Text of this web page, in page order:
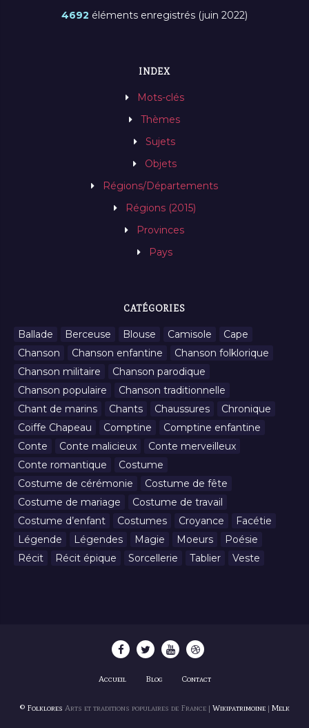
4692 éléments enregistrés (juin 2022)
INDEX
Mots-clés
Thèmes
Sujets
Objets
Régions/Départements
Régions (2015)
Provinces
Pays
CATÉGORIES
Ballade Berceuse Blouse Camisole
Cape
Chanson
Chanson enfantine
Chanson folklorique
Chanson militaire
Chanson parodique
Chanson populaire
Chanson traditionnelle
Chant de marins
Chants Chaussures
Chronique
Coiffe Chapeau
Comptine
Comptine enfantine
Conte
Conte malicieux
Conte merveilleux
Conte romantique
Costume
Costume de cérémonie
Costume de fête
Costume de mariage
Costume de travail
Costume d’enfant
Costumes Croyance
Facétie
Légende
Légendes Magie Moeurs
Poésie
Récit
Récit épique Sorcellerie Tablier Veste
Accueil Blog Contact
© Folklores Arts et traditions populaires de France | Wikipatrimoine| Melk